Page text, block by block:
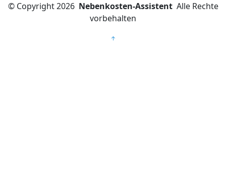
© Copyright 2026 Nebenkosten-Assistent Alle Rechte
vorbehalten